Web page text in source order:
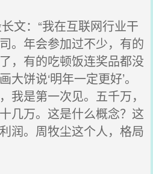
文：“我在互联网行业干
。年会参加过不少，有的
，有的吃顿饭连奖品都没
饼说‘明年一定更好’。
我是第一次见。五千万，
几万。这是什么概念？这
润。周牧尘这个人，格局